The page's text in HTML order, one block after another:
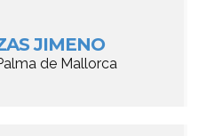
JIMENO
de Mallorca